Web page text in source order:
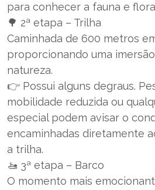
para conhecer a fauna e
🌳 2ª etapa – Trilha
Caminhada de 600 metros
proporcionando uma
natureza.
👉 Possui alguns degraus.
mobilidade reduzida ou
especial podem avisar o
encaminhadas diretamente
a trilha.
🚤 3ª etapa – Barco
O momento mais